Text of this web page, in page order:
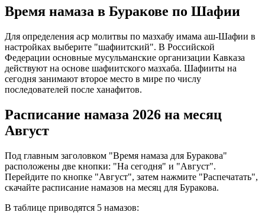
Время намаза в Буракове по Шафии
Для определения аср молитвы по мазхабу имама аш-Шафии в
настройках выберите "шафиитский". В Российской
Федерации основные мусульманские организации Кавказа
действуют на основе шафиитского мазхаба. Шафииты на
сегодня занимают второе место в мире по числу
последователей после ханафитов.
Расписание намаза 2026 на месяц
Август
Под главным заголовком "Время намаза для Буракова"
расположены две кнопки: "На сегодня" и "Август".
Перейдите по кнопке "Август", затем нажмите "Распечатать",
скачайте расписание намазов на месяц для Буракова.
В таблице приводятся 5 намазов: